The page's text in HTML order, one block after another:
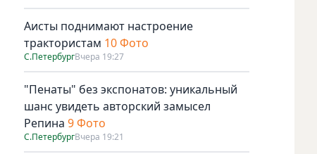
Аисты поднимают настроение
трактористам 10 Фото
С.ПетербургВчера 19:27
"Пенаты" без экспонатов: уникальный
шанс увидеть авторский замысел
Репина 9 Фото
С.ПетербургВчера 19:21